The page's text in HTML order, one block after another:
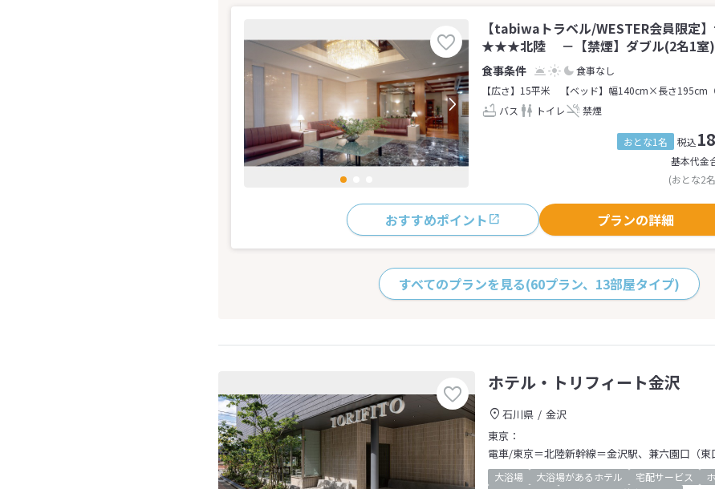
【tabiwaトラベル/WESTER会員限定
★★★北陸 －【禁煙】ダブル(2名1室)
食事なし
【広さ】15平米
【ベッド】幅140cm×長さ195cm（
バス
トイレ 禁煙
おとな1名 税込
基本代金
(おとな2
おすすめポイント プランの詳細
すべてのプランを見る(60プラン、13部屋タイプ)
ホテル・トリフィート金沢
石川県
金沢
東京：
電車/東京＝北陸新幹線＝金沢駅、兼六園口（
大浴場 大浴場があるホテル 宅配サービス